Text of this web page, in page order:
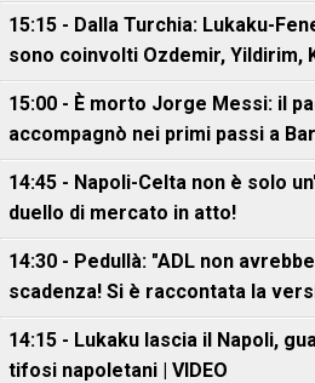
15:15 - Dalla Turchia: Lukaku-
sono coinvolti Ozdemir, Yildirim,
15:00 - È morto Jorge Messi: il
accompagnò nei primi passi a
14:45 - Napoli-Celta non è solo
duello di mercato in atto!
14:30 - Pedullà: "ADL non
scadenza! Si è raccontata la
14:15 - Lukaku lascia il Napoli,
tifosi napoletani | VIDEO